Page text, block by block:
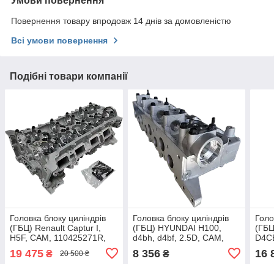
Повернення товару впродовж 14 днів за домовленістю
Всі умови повернення
Подібні товари компанії
Головка блоку циліндрів
(ГБЦ) Renault Captur I,
H5F, CAM, 110425271R,
19 475 ₴ 20 500 ₴
Головка блоку циліндрів
(ГБЦ) HYUNDAI Н100,
d4bh, d4bf, 2.5D, CAM,
8 356₴ 16